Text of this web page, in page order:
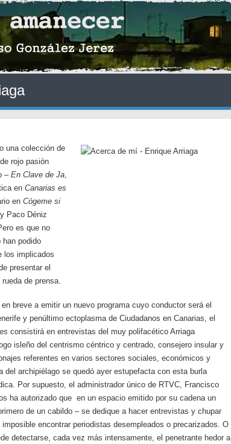
una colección de
rojo pasión
– En Clave de Ja,
en Canarias es
en Cógeme si
Paco Déniz
es que no
han podido
los implicados
presentar el
de prensa.
breve a emitir un nuevo programa cuyo conductor será el
y penúltimo ectoplasma de Ciudadanos en Canarias, el
consistirá en entrevistas del muy polifacético Arriaga
isleño del centrismo céntrico y centrado, consejero insular y
referentes en varios sectores sociales, económicos y
del archipiélago se quedó ayer estupefacta con esta burla
Por supuesto, el administrador único de RTVC, Francisco
ha autorizado que en un espacio emitido por su cadena un
de un cabildo – se dedique a hacer entrevistas y chupar
encontrar periodistas desempleados o precarizados. O
detectarse, cada vez más intensamente, el penetrante hedor a